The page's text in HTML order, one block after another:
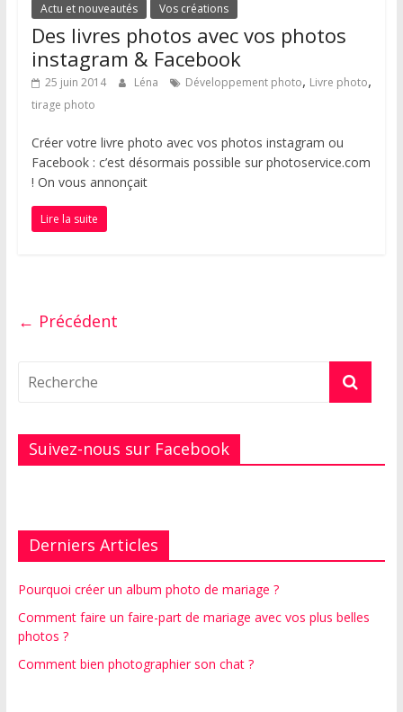
Actu et nouveautés Vos créations
Des livres photos avec vos photos
instagram & Facebook
25 juin 2014 Léna Développement photo, Livre photo,
tirage photo
Créer votre livre photo avec vos photos instagram ou
Facebook : c’est désormais possible sur photoservice.com
! On vous annonçait
Lire la suite
← Précédent
Suivez-nous sur Facebook
Derniers Articles
Pourquoi créer un album photo de mariage ?
Comment faire un faire-part de mariage avec vos plus belles
photos ?
Comment bien photographier son chat ?